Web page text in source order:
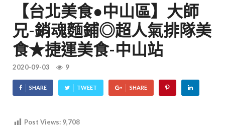
【台北美食●中山區】大師
兄-銷魂麵鋪◎超人氣排隊美
食★捷運美食-中山站
2020-09-03 9
SHARE TWEET SHARE
Post Views: 9,708